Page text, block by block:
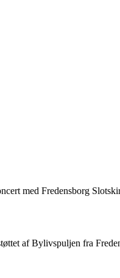
med Fredensborg
af Bylivspuljen fra